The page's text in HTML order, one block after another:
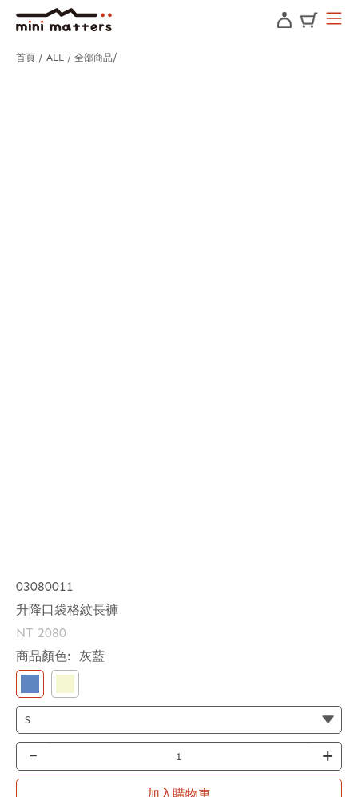
首頁 ALL / 全部商品
03080011
升降口袋格紋長褲
NT 2080
商品顏色:
灰藍
- +